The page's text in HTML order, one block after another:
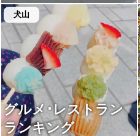
犬山
グルメ･レストラン
ランキング